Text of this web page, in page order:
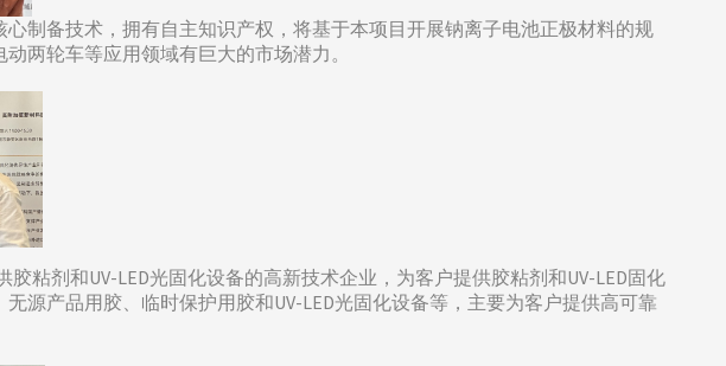
制备技术，拥有自主知识产权，将基于本项目开展钠离子电池正极材料的规
两轮车等应用领域有巨大的市场潜力。
粘剂和UV-LED光固化设备的高新技术企业，为客户提供胶粘剂和UV-LED固化
源产品用胶、临时保护用胶和UV-LED光固化设备等，主要为客户提供高可靠